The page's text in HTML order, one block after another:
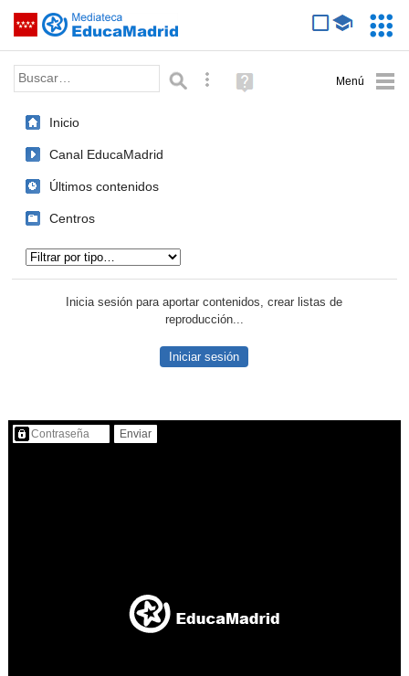
Saltar navegación
Palabra o frase: Búsqueda avanzada
Ayuda
(en
Inicio
Canal EducaMadrid
Últimos contenidos
Centros
Inicia sesión para aportar contenidos, crear listas de
reproducción...
Iniciar sesión
Contenido protegido…